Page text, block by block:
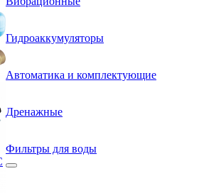
Гидроаккумуляторы
Автоматика и комплектующие
Дренажные
Фильтры для воды